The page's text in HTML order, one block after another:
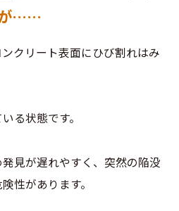
が……
クリート表面にひび割れはみ
る状態です。
見が遅れやすく、突然の陥没
性があります。